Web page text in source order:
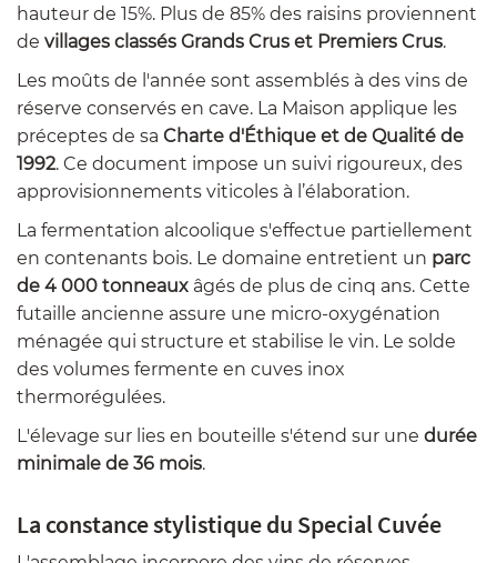
hauteur de 15%. Plus de 85% des raisins proviennent
de villages classés Grands Crus et Premiers Crus.
Les moûts de l'année sont assemblés à des vins de
réserve conservés en cave. La Maison applique les
préceptes de sa Charte d'Éthique et de Qualité de
1992. Ce document impose un suivi rigoureux, des
approvisionnements viticoles à l’élaboration.
La fermentation alcoolique s'effectue partiellement
en contenants bois. Le domaine entretient un parc
de 4 000 tonneaux âgés de plus de cinq ans. Cette
futaille ancienne assure une micro-oxygénation
ménagée qui structure et stabilise le vin. Le solde
des volumes fermente en cuves inox
thermorégulées.
L'élevage sur lies en bouteille s'étend sur une durée
minimale de 36 mois.
La constance stylistique du Special Cuvée